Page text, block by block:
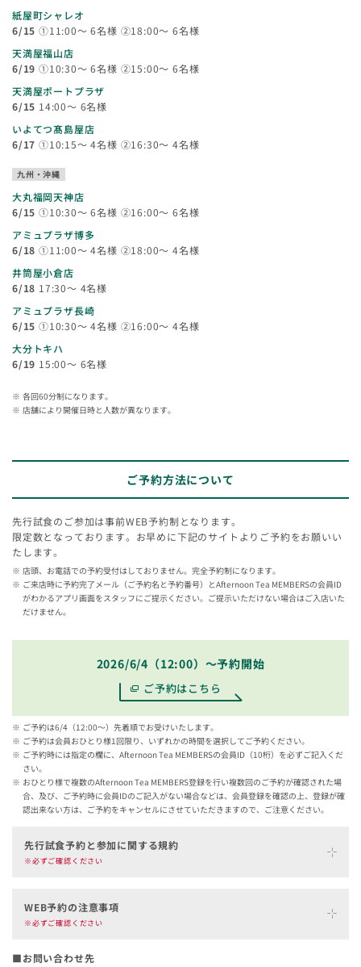
紙屋町シャレオ
6/15 ①11:00～ 6名様 ②18:00～ 6名様
天満屋福山店
6/19 ①10:30～ 6名様 ②15:00～ 6名様
天満屋ポートプラザ
6/15 14:00～ 6名様
いよてつ髙島屋店
6/17 ①10:15～ 4名様 ②16:30～ 4名様
九州・沖縄
大丸福岡天神店
6/15 ①10:30～ 6名様 ②16:00～ 6名様
アミュプラザ博多
6/18 ①11:00～ 4名様 ②18:00～ 4名様
井筒屋小倉店
6/18 17:30～ 4名様
アミュプラザ長崎
6/15 ①10:30～ 4名様 ②16:00～ 4名様
大分トキハ
6/19 15:00～ 6名様
各回60分制になります。
店舗により開催日時と人数が異なります。
ご予約方法について
先行試食のご参加は事前WEB予約制となります。
限定数となっております。お早めに下記のサイトよりご予約をお願いい
たします。
店頭、お電話での予約受付はしておりません。完全予約制になります。
ご来店時に予約完了メール（ご予約名と予約番号）とAfternoon Tea MEMBERSの会員ID
がわかるアプリ画面をスタッフにご提示ください。ご提示いただけない場合はご入店いた
だけません。
2026/6/4（12:00）～予約開始
ご予約はこちら
ご予約は6/4（12:00～）先着順でお受けいたします。
ご予約は会員おひとり様1回限り、いずれかの時間を選択してご予約ください。
ご予約時には指定の欄に、Afternoon Tea MEMBERSの会員ID（10桁）を必ずご記入くだ
さい。
おひとり様で複数のAfternoon Tea MEMBERS登録を行い複数回のご予約が確認された場
合、及び、ご予約時に会員IDのご記入がない場合などは、会員登録を確認の上、登録が確
認出来ない方は、ご予約をキャンセルにさせていただきますので、ご注意ください。
先行試食予約と参加に関する規約
※必ずご確認ください
「Afternoon Tea MEMBERS限定先行試食」（以下「先行試食」と
いいます）に参加をご希望されるお客様は、事前に以下の規約（以
て、本規約にご同意いただいたものとみなします。
WEB予約の注意事項
※必ずご確認ください
カレンダーからご希望の店舗と日程を選んでご予約ください。
■お問い合わせ先